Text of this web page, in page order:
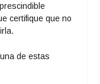
certifique que no
de estas